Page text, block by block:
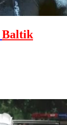
Baltik